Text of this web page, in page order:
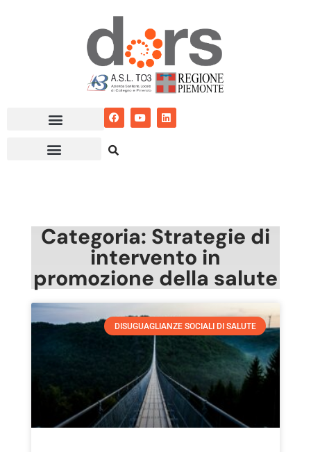
Categoria: Strategie di
intervento in
promozione della salute
DISUGUAGLIANZE SOCIALI DI SALUTE